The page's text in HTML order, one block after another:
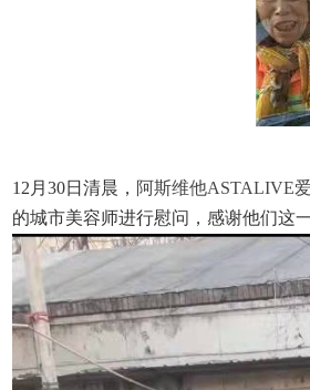
12月30日清晨， 阿斯维他ASTALIVE
的城市美容师进行慰问，感谢他们这